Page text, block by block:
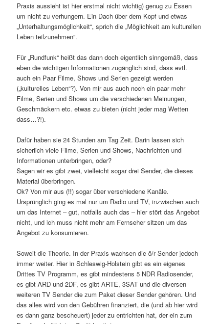
Praxis aussieht ist hier erstmal nicht wichtig) genug zu Essen
um nicht zu verhungern. Ein Dach über dem Kopf und etwas
„Unterhaltungsmöglichkeit“, sprich die „Möglichkeit am kulturellen
Leben teilzunehmen“.
Für „Rundfunk“ heißt das dann doch eigentlich sinngemäß, dass
eben die wichtigen Informationen zugänglich sind, dass evtl.
auch ein Paar Filme, Shows und Serien gezeigt werden
(„kulturelles Leben“?). Von mir aus auch noch ein paar mehr
Filme, Serien und Shows um die verschiedenen Meinungen,
Geschmäckern etc. etwas zu bieten (nicht jeder mag Wetten
dass…?!).
Dafür haben sie 24 Stunden am Tag Zeit. Darin lassen sich
sicherlich viele Filme, Serien und Shows, Nachrichten und
Informationen unterbringen, oder?
Sagen wir es gibt zwei, vielleicht sogar drei Sender, die dieses
Material überbringen.
Ok? Von mir aus (!!) sogar über verschiedene Kanäle.
Ursprünglich ging es mal nur um Radio und TV, inzwischen auch
um das Internet – gut, notfalls auch das – hier stört das Angebot
nicht, und ich muss nicht mehr am Fernseher sitzen um das
Angebot zu konsumieren.
Soweit die Theorie. In der Praxis wachsen die ö/r Sender jedoch
immer weiter. Hier in Schleswig-Holstein gibt es ein eigenes
Drittes TV Programm, es gibt mindestens 5 NDR Radiosender,
es gibt ARD und 2DF, es gibt ARTE, 3SAT und die diversen
weiteren TV Sender die zum Paket dieser Sender gehören. Und
das alles wird von den Gebühren finanziert, die (und ab hier wird
es dann ganz bescheuert) jeder zu entrichten hat, der ein zum